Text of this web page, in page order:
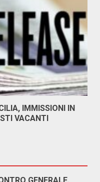
IMMISSIONI IN
VACANTI